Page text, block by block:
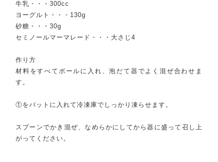
牛乳・・・300cc
ヨーグルト・・・130g
砂糖・・・30g
セミノールマーマレード・・・大さじ4
作り方
材料をすべてボールに入れ、泡だて器でよく混ぜ合わせま
す。
①をバットに入れて冷凍庫でしっかり凍らせます。
スプーンでかき混ぜ、なめらかにしてから器に盛って召し上
がってください。